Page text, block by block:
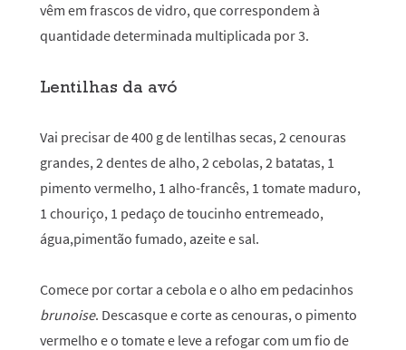
vêm em frascos de vidro, que correspondem à
quantidade determinada multiplicada por 3.
Lentilhas da avó
Vai precisar de 400 g de lentilhas secas, 2 cenouras
grandes, 2 dentes de alho, 2 cebolas, 2 batatas, 1
pimento vermelho, 1 alho-francês, 1 tomate maduro,
1 chouriço, 1 pedaço de toucinho entremeado,
água,pimentão fumado, azeite e sal.
Comece por cortar a cebola e o alho em pedacinhos
brunoise. Descasque e corte as cenouras, o pimento
vermelho e o tomate e leve a refogar com um fio de